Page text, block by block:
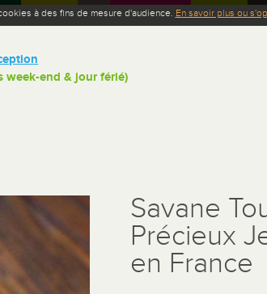
à des fins de mesure d'audience. En savoir plus ou
week-end & jour férié)
Savane
Précieux
en France